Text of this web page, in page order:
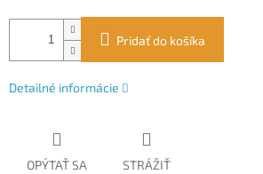
cena:
Pridať do košíka
Detailné informácie
OPÝTAŤ SA STRÁŽIŤ